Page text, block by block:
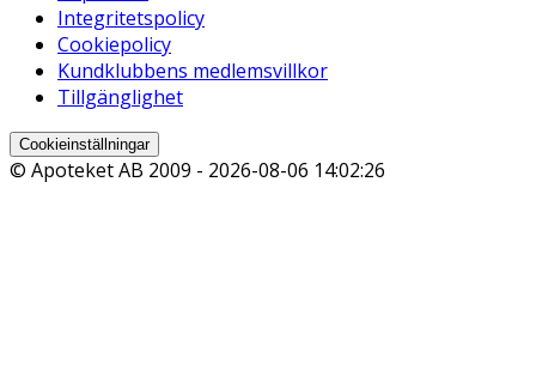
Integritetspolicy
Cookiepolicy
Kundklubbens medlemsvillkor
Tillgänglighet
Cookieinställningar
© Apoteket AB 2009 - 2026-08-06 14:02:26